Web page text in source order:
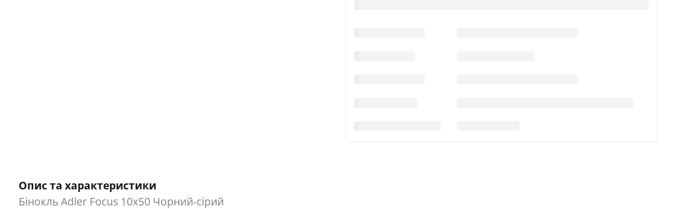
Опис та характеристики
Бінокль Adler Focus 10x50 Чорний-сірий